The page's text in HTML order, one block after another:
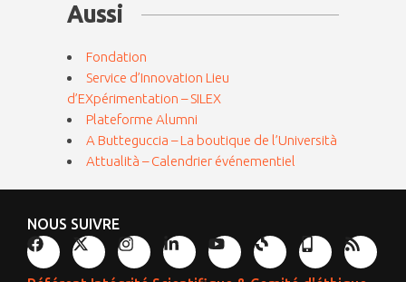
Aussi
Fondation
Service d’Innovation Lieu
d’EXpérimentation – SILEX
Plateforme Alumni
A Butteguccia – La boutique de l’Università
Attualità – Calendrier événementiel
NOUS SUIVRE